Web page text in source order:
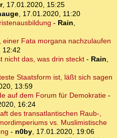
, 17.01.2020, 15:25
, 17.01.2020, 11:20
- Rain,
einer Fata morgana nachzulaufen
12:42
nicht das, was drin steckt- Rain,
Staatsform ist, läßt sich sagen
13:59
auf dem Forum für Demokratie-
16:24
des transatlantischen Raub-,
vs. Muslimistische
- n0by, 17.01.2020, 19:06